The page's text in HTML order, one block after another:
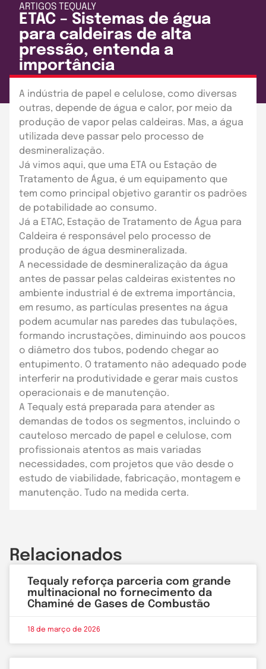
ARTIGOS TEQUALY
ETAC – Sistemas de água
para caldeiras de alta
pressão, entenda a
importância
Publicado em: 26 de agosto de 2021
A indústria de papel e celulose, como diversas
outras, depende de água e calor, por meio da
produção de vapor pelas caldeiras. Mas, a água
utilizada deve passar pelo processo de
desmineralização.
Já vimos aqui, que uma ETA ou Estação de
Tratamento de Água, é um equipamento que
tem como principal objetivo garantir os padrões
de potabilidade ao consumo.
Já a ETAC, Estação de Tratamento de Água para
Caldeira é responsável pelo processo de
produção de água desmineralizada.
A necessidade de desmineralização da água
antes de passar pelas caldeiras existentes no
ambiente industrial é de extrema importância,
em resumo, as partículas presentes na água
podem acumular nas paredes das tubulações,
formando incrustações, diminuindo aos poucos
o diâmetro dos tubos, podendo chegar ao
entupimento. O tratamento não adequado pode
interferir na produtividade e gerar mais custos
operacionais e de manutenção.
A Tequaly está preparada para atender as
demandas de todos os segmentos, incluindo o
cauteloso mercado de papel e celulose, com
profissionais atentos as mais variadas
necessidades, com projetos que vão desde o
estudo de viabilidade, fabricação, montagem e
manutenção. Tudo na medida certa.
Relacionados
Tequaly reforça parceria com grande
multinacional no fornecimento da
Chaminé de Gases de Combustão
18 de março de 2026